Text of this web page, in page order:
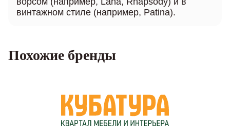
винтажном стиле (например, Patina).
Похожие бренды